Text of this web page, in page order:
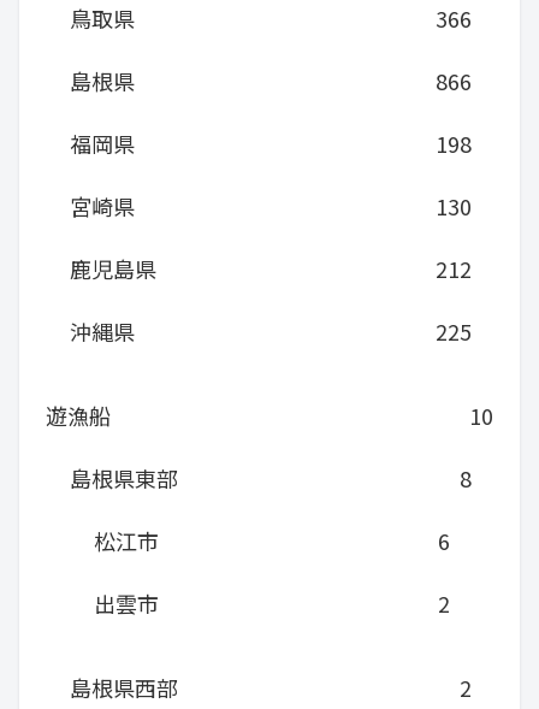
鳥取県
366
島根県
866
福岡県
198
宮崎県
130
鹿児島県
212
沖縄県
225
遊漁船
10
島根県東部
8
松江市
6
出雲市
2
島根県西部
2